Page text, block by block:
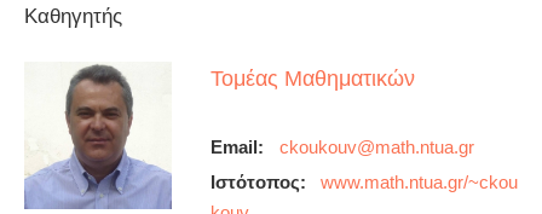
Καθηγητής
Τομέας Μαθηματικών
Email:
Ιστότοπος:
www.math.ntua.gr/~ckou